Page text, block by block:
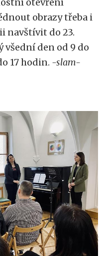
obrazy třeba i
navštívit do 23.
všední den od 9 do
17 hodin. -slam-